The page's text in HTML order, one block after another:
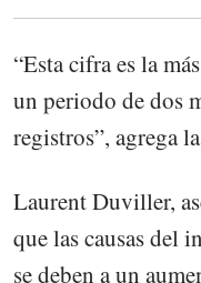
“Esta cifra es la
un periodo de dos
registros”, agrega
Laurent Duviller,
que las causas del
se deben a un